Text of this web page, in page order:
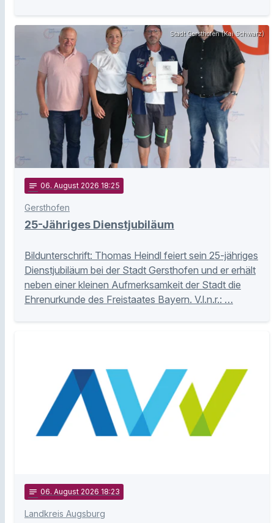
Stadt Gersthofen (Kai Schwarz)
notes 06. August 2026 18:25
Gersthofen
25-Jähriges Dienstjubiläum
Bildunterschrift: Thomas Heindl feiert sein 25-jähriges
Dienstjubiläum bei der Stadt Gersthofen und er erhält
neben einer kleinen Aufmerksamkeit der Stadt die
Ehrenurkunde des Freistaates Bayern. V.l.n.r.: …
notes 06. August 2026 18:23
Landkreis Augsburg